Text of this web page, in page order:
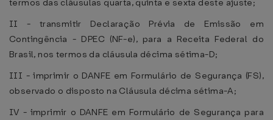
termos das cláusulas quarta, quinta e sexta deste ajuste;
II - transmitir Declaração Prévia de Emissão em
Contingência - DPEC (NF-e), para a Receita Federal do
Brasil, nos termos da cláusula décima sétima-D;
III - imprimir o DANFE em Formulário de Segurança (FS),
observado o disposto na Cláusula décima sétima-A;
IV - imprimir o DANFE em Formulário de Segurança para